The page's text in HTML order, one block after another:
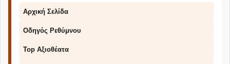
Αρχική Σελίδα
Οδηγός Ρεθύμνου
Top Αξιοθέατα